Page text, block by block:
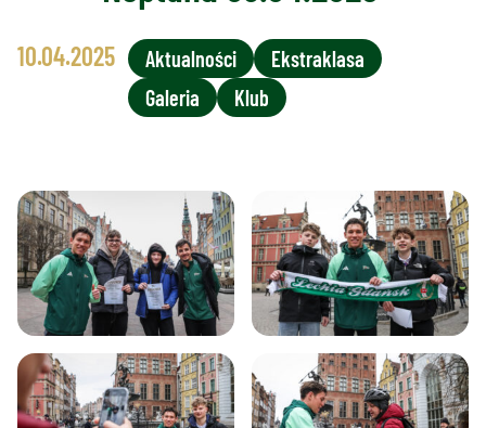
10.04.2025 Aktualności
Ekstraklasa
Galeria
Klub